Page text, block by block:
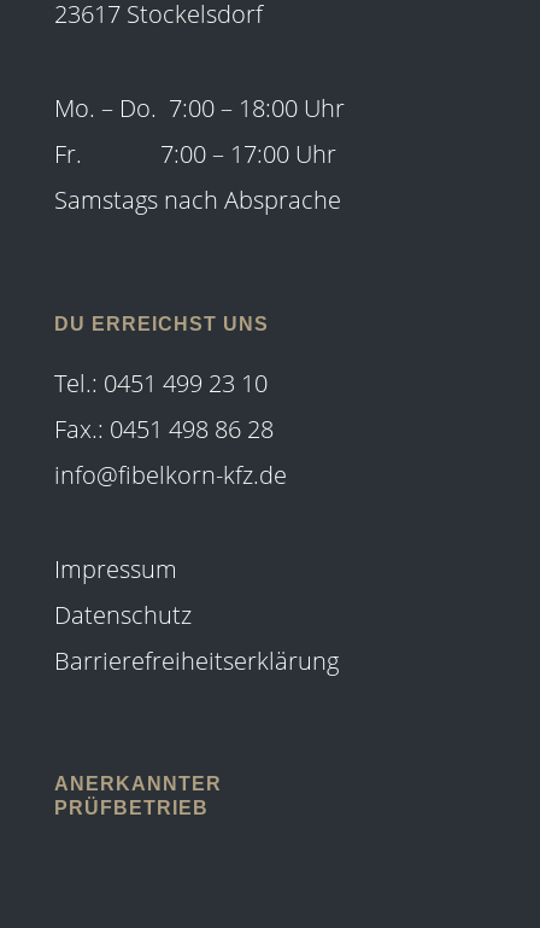
23617 Stockelsdorf
Mo. – Do. 7:00 – 18:00 Uhr
Fr. 7:00 – 17:00 Uhr
Samstags nach Absprache
DU ERREICHST UNS
Tel.: 0451 499 23 10
Fax.: 0451 498 86 28
info@fibelkorn-kfz.de
Impressum
Datenschutz
Barrierefreiheitserklärung
ANERKANNTER
PRÜFBETRIEB